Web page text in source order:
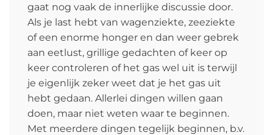
gaat nog vaak de innerlijke discussie door.
Als je last hebt van wagenziekte, zeeziekte
of een enorme honger en dan weer gebrek
aan eetlust, grillige gedachten of keer op
keer controleren of het gas wel uit is terwijl
je eigenlijk zeker weet dat je het gas uit
hebt gedaan. Allerlei dingen willen gaan
doen, maar niet weten waar te beginnen.
Met meerdere dingen tegelijk beginnen, b.v.